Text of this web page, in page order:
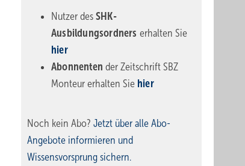
Nutzer des SHK-
Ausbildungsordners erhalten Sie
hier
Abonnentender Zeitschrift SBZ
Monteur erhalten Sie hier
Noch kein Abo? Jetzt über alle Abo-
Angebote informieren und
Wissensvorsprung sichern.